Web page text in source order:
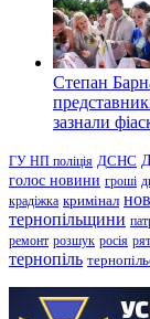
Степан
зазнали
ГУ НП поліція ДСНС
голос новини гроші
крадіжка кримінал
тернопільщини
ремонт розшук росія
тернопіль